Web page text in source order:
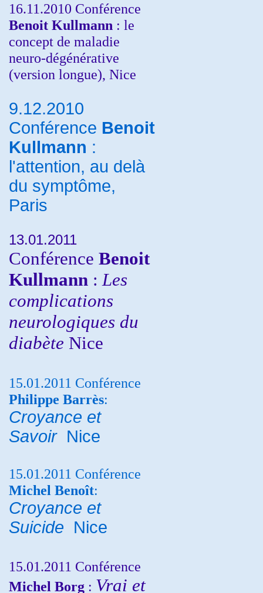
16.11.2010 Conférence
Benoit Kullmann : le
concept de maladie
neuro-dégénérative
(version longue), Nice
9.12.2010
Conférence Benoit
Kullmann :
l'attention, au delà
du symptôme,
Paris
13.01.2011
Conférence Benoit
Kullmann : Les
complications
neurologiques du
diabète Nice
15.01.2011 Conférence
Philippe Barrès:
Croyance et
Savoir Nice
15.01.2011 Conférence
Michel Benoît:
Croyance et
Suicide Nice
15.01.2011 Conférence
Michel Borg : Vrai et